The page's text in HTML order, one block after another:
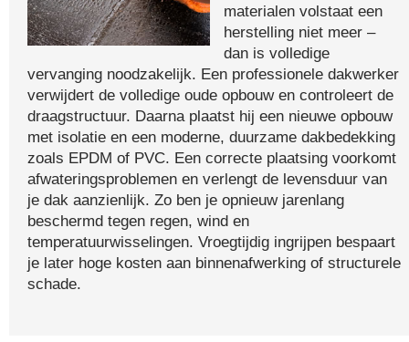
materialen volstaat een
herstelling niet meer –
dan is volledige
vervanging noodzakelijk. Een professionele dakwerker
verwijdert de volledige oude opbouw en controleert de
draagstructuur. Daarna plaatst hij een nieuwe opbouw
met isolatie en een moderne, duurzame dakbedekking
zoals EPDM of PVC. Een correcte plaatsing voorkomt
afwateringsproblemen en verlengt de levensduur van
je dak aanzienlijk. Zo ben je opnieuw jarenlang
beschermd tegen regen, wind en
temperatuurwisselingen. Vroegtijdig ingrijpen bespaart
je later hoge kosten aan binnenafwerking of structurele
schade.